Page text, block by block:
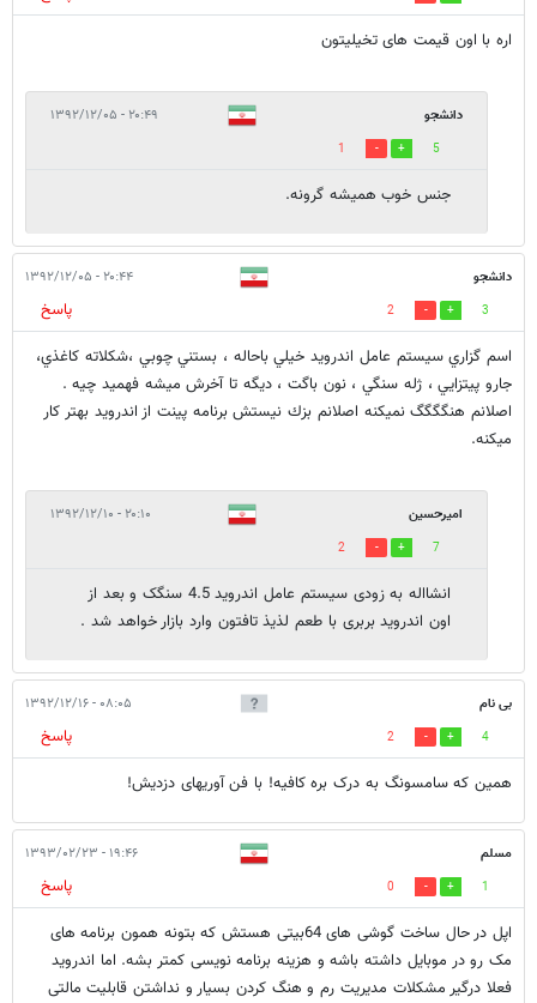
اره با اون قیمت های تخیلیتون
دانشجو ۲۰:۴۹ - ۱۳۹۲/۱۲/۰۵
5
1
جنس خوب هميشه گرونه.
دانشجو ۲۰:۴۴ - ۱۳۹۲/۱۲/۰۵
3
2
پاسخ
اسم گزاري سيستم عامل اندرويد خيلي باحاله ، بستني چوبي ،شكلاته كاغذي،
جارو پيتزايي ، ژله سنگي ، نون باگت ، ديگه تا آخرش ميشه فهميد چيه .
اصلانم هنگگگگ نميكنه اصلانم بزك نيستش برنامه پينت از اندرويد بهتر كار
ميكنه.
امیرحسین ۲۰:۱۰ - ۱۳۹۲/۱۲/۱۰
7
2
انشااله به زودی سیستم عامل اندروید 4.5 سنگک و بعد از
اون اندروید بربری با طعم لذیذ تافتون وارد بازار خواهد شد .
بی نام ۰۸:۰۵ - ۱۳۹۲/۱۲/۱۶
4
2
پاسخ
همین که سامسونگ به درک بره کافیه! با فن آوریهای دزدیش!
مسلم ۱۹:۴۶ - ۱۳۹۳/۰۲/۲۳
1
0
پاسخ
اپل در حال ساخت گوشی های 64بیتی هستش که بتونه همون برنامه های
مک رو در موبایل داشته باشه و هزینه برنامه نویسی کمتر بشه. اما اندروید
فعلا درگیر مشکلات مدیریت رم و هنگ کردن بسیار و نداشتن قابلیت مالتی